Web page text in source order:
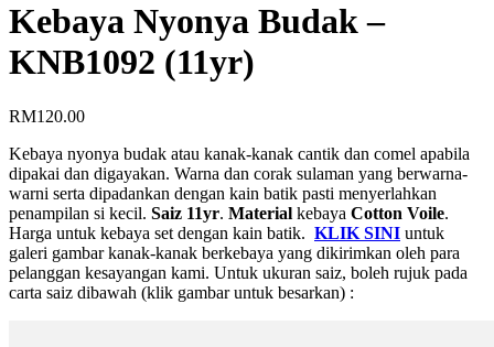
Kebaya Nyonya Budak –
KNB1092 (11yr)
RM120.00
Kebaya nyonya budak atau kanak-kanak cantik dan comel apabila
dipakai dan digayakan. Warna dan corak sulaman yang berwarna-
warni serta dipadankan dengan kain batik pasti menyerlahkan
penampilan si kecil. Saiz 11yr. Material kebaya Cotton Voile.
Harga untuk kebaya set dengan kain batik. KLIK SINI untuk
galeri gambar kanak-kanak berkebaya yang dikirimkan oleh para
pelanggan kesayangan kami. Untuk ukuran saiz, boleh rujuk pada
carta saiz dibawah (klik gambar untuk besarkan) :